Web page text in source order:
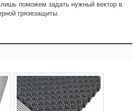
поможем задать нужный вектор в
грязезащиты.